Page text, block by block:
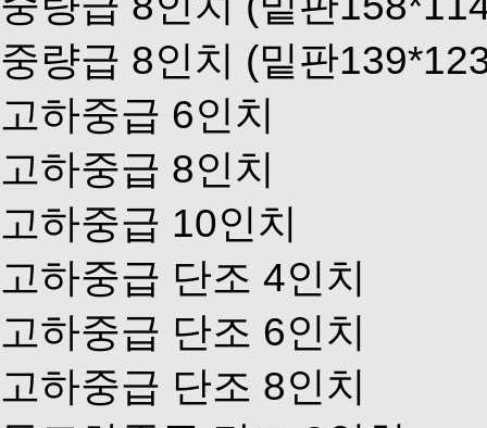
중량급 8인치 (밑판
고하중급 6인치
고하중급 8인치
고하중급 10인치
고하중급 단조 4인치
고하중급 단조 6인치
고하중급 단조 8인치